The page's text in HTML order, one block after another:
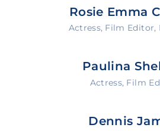
Rosie Emma
Actress Film Editor
Paulina
Actress Film
Dennis